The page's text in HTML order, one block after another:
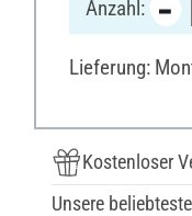
Anzahl:
Lieferung:
Kostenloser
Unsere